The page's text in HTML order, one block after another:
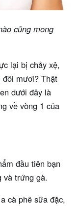
cũng mong
lại bị chảy xệ,
mươi? Thật
dưới đây là
về vòng 1 của
đầu tiên bạn
và trứng gà.
cà phê sữa đặc,